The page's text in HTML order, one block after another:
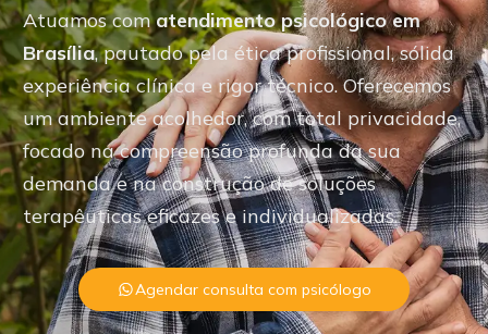
Atuamos comatendimento psicológico em
Brasília, pautado pela ética profissional, sólida
experiência clínica e rigor técnico. Oferecemos
um ambiente acolhedor, com total privacidade,
focado na compreensão profunda da sua
demanda e na construção de soluções
terapêuticas eficazes e individualizadas.
Agendar consulta com psicólogo